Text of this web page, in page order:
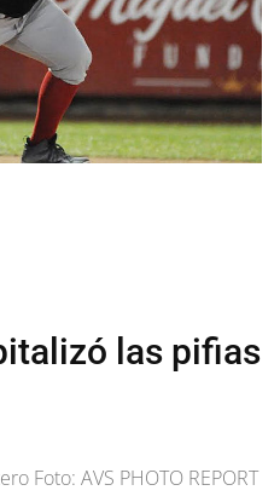
las pifias
Foto: AVS PHOTO REPORT